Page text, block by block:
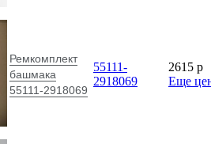
Ремкомплект
башмака
55111-2918069
55111-
2918069
2615 p
Еще